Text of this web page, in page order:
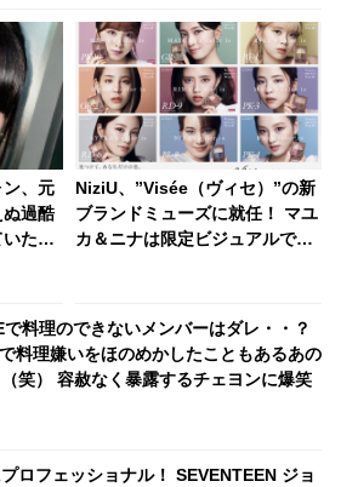
、元
ぬ過酷
た！
NiziU、”Visée（ヴィセ）”の新
ブランドミューズに就任！ マユ
カ＆ニナは限定ビジュアルでク
で料理のできないメンバーはダレ・・？
料理嫌いをほのめかしたこともあるあの
笑） 容赦なく暴露するチェヨンに爆笑
ロフェッショナル！ SEVENTEEN ジョ